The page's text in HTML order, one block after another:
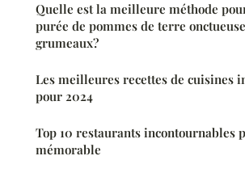
Quelle est la meilleure méthode
purée de pommes de terre
grumeaux?
Les meilleures recettes de cuisines
pour 2024
Top 10 restaurants incontournables
mémorable